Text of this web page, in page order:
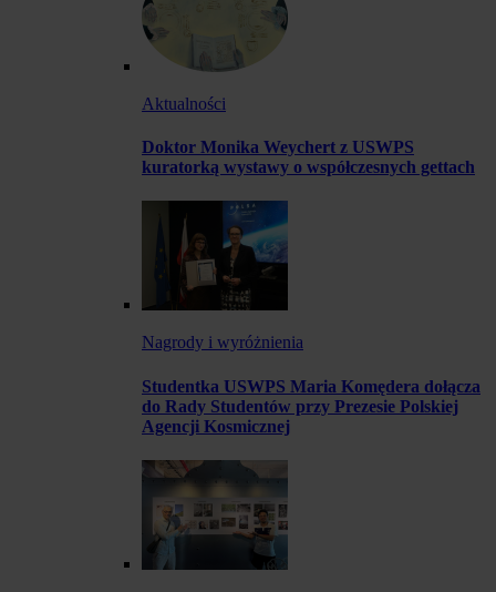
Aktualności
Doktor Monika Weychert z USWPS
kuratorką wystawy o współczesnych gettach
Nagrody i wyróżnienia
Studentka USWPS Maria Komędera dołącza
do Rady Studentów przy Prezesie Polskiej
Agencji Kosmicznej